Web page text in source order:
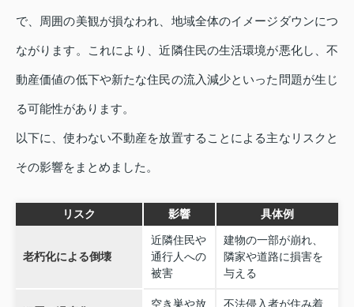
で、周囲の美観が損なわれ、地域全体のイメージダウンにつ
ながります。これにより、近隣住民の生活環境が悪化し、不
動産価値の低下や新たな住民の流入減少といった問題が生じ
る可能性があります。
以下に、使わない不動産を放置することによる主なリスクと
その影響をまとめました。
リスク 影響 具体例
老朽化による倒壊
近隣住民や
通行人への
被害
建物の一部が崩れ、
隣家や道路に損害を
与える
空き巣や放
不法侵入者が住み着